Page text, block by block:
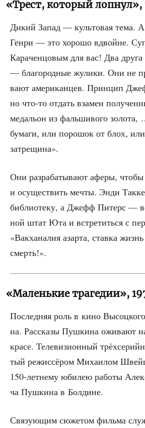
«Трест, который лопнул»,
Дикий Запад — куль­то­вая тема.
Ген­ри — это хоро­шо вдвойне.
Кара­чен­цо­вым для вас! Два
— бла­го­род­ные жули­ки. Они не
ва­ют аме­ри­кан­цев. Прин­цип
но что-то отдать вза­мен
меда­льон из фаль­ши­во­го
бума­ги, или поро­шок от блох,
затрещина».
Они раз­ра­ба­ты­ва­ют афе­ры, что­бы
и осу­ще­ствить меч­ты. Энди
биб­лио­те­ку, а Джефф Питерс —
ной штат Юта и встре­тить­ся с
«Вак­ха­на­лия азар­та, став­ка
смерть!».
«Маленькие трагедии»,
Послед­няя роль в кино
на. Рас­ска­зы Пуш­ки­на ожи­ва­ют
кра­се. Теле­ви­зи­он­ный
тый режис­сё­ром Миха­и­лом
150-лет­не­му юби­лею рабо­ты
ча Пуш­ки­на в Болдине.
Свя­зу­ю­щим сюже­том филь­ма